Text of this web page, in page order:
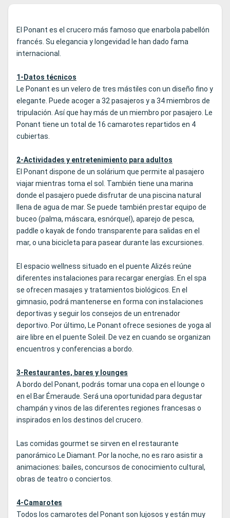
El Ponant es el crucero más famoso que enarbola pabellón
francés. Su elegancia y longevidad le han dado fama
internacional.
1-Datos técnicos
Le Ponant es un velero de tres mástiles con un diseño fino y
elegante. Puede acoger a 32 pasajeros y a 34 miembros de
tripulación. Así que hay más de un miembro por pasajero. Le
Ponant tiene un total de 16 camarotes repartidos en 4
cubiertas.
2-Actividades y entretenimiento para adultos
El Ponant dispone de un solárium que permite al pasajero
viajar mientras toma el sol. También tiene una marina
donde el pasajero puede disfrutar de una piscina natural
llena de agua de mar. Se puede también prestar equipo de
buceo (palma, máscara, esnórquel), aparejo de pesca,
paddle o kayak de fondo transparente para salidas en el
mar, o una bicicleta para pasear durante las excursiones.
El espacio wellness situado en el puente Alizés reúne
diferentes instalaciones para recargar energías. En el spa
se ofrecen masajes y tratamientos biológicos. En el
gimnasio, podrá mantenerse en forma con instalaciones
deportivas y seguir los consejos de un entrenador
deportivo. Por último, Le Ponant ofrece sesiones de yoga al
aire libre en el puente Soleil. De vez en cuando se organizan
encuentros y conferencias a bordo.
3-Restaurantes, bares y lounges
A bordo del Ponant, podrás tomar una copa en el lounge o
en el Bar Émeraude. Será una oportunidad para degustar
champán y vinos de las diferentes regiones francesas o
inspirados en los destinos del crucero.
Las comidas gourmet se sirven en el restaurante
panorámico Le Diamant. Por la noche, no es raro asistir a
animaciones: bailes, concursos de conocimiento cultural,
obras de teatro o conciertos.
4-Camarotes
Todos los camarotes del Ponant son lujosos y están muy